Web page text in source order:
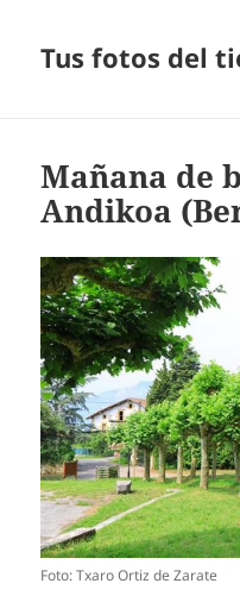
Tus fotos del
Mañana de
Andikoa
Foto: Txaro Ortiz de Zarate